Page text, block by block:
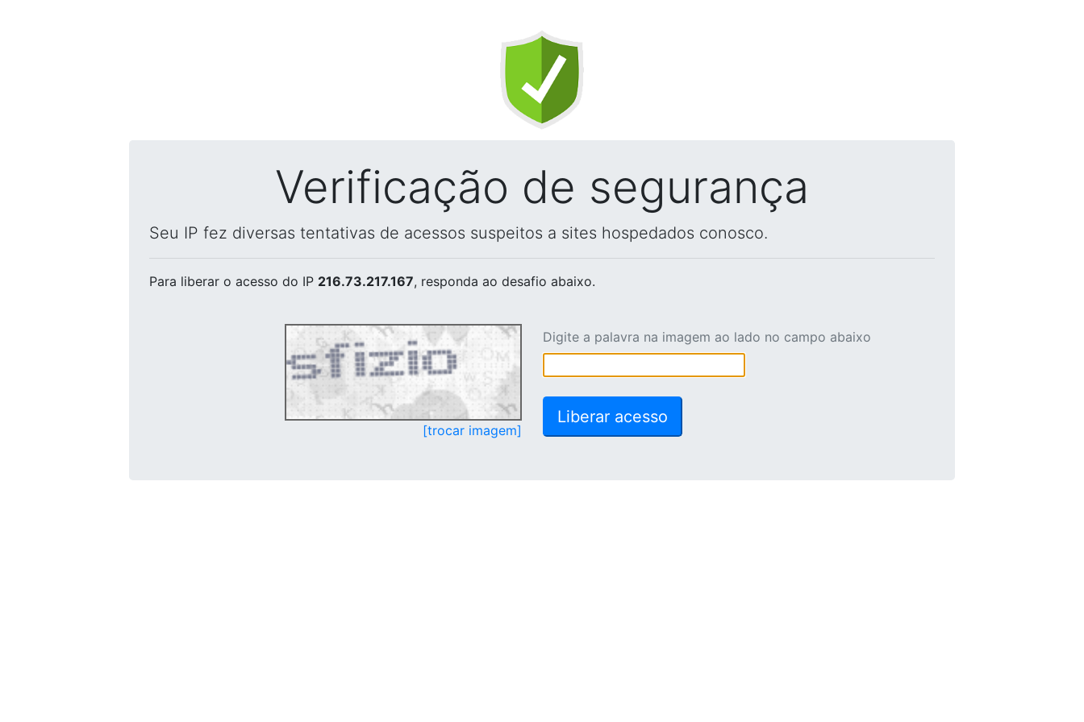
Verificação de segurança
Seu IP fez diversas tentativas de acessos suspeitos a sites hospedados conosco.
Para liberar o acesso do IP 216.73.217.167, responda ao desafio abaixo.
[trocar imagem]
Digite a palavra na imagem ao lado no campo abaixo